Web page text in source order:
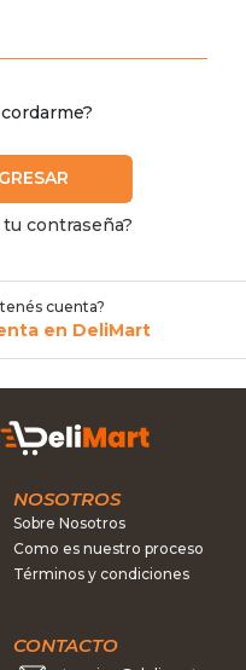
contraseña?
cuenta?
en DeliMart
NOSOTROS
Sobre Nosotros
Como es nuestro proceso
Términos y condiciones
CONTACTO